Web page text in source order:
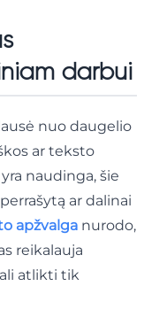
darbui
nuo daugelio
ar teksto
naudinga, šie
ar dalinai
apžvalga nurodo,
reikalauja
atlikti tik